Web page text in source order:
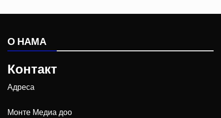
О НАМА
Контакт
Адреса
Монте Медиа доо